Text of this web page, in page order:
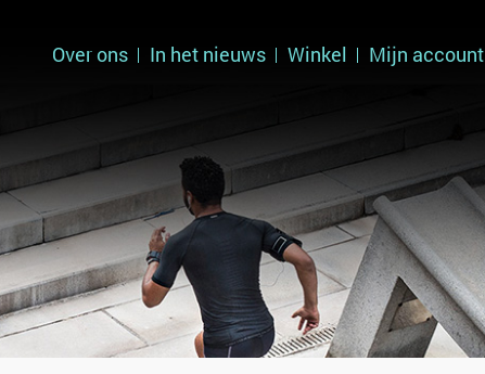
Over ons In het nieuws Winkel Mijn account